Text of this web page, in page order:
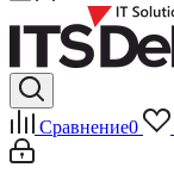
Сравнение0